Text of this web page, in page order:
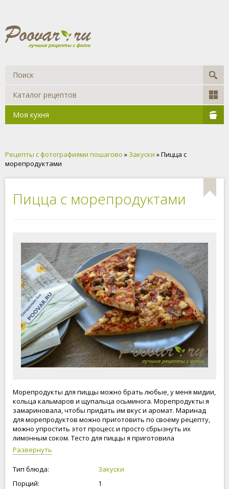
Каталог рецептов
Моя кухня
Рецепты с фотографиями пошагово » Закуски » Пицца с
морепродуктами
Пицца с морепродуктами
Морепродукты для пиццы можно брать любые, у меня мидии,
кольца кальмаров и щупальца осьминога. Морепродукты я
замариновала, чтобы придать им вкус и аромат. Маринад
для морепродуктов можно приготовить по своему рецепту,
можно упростить этот процесс и просто сбрызнуть их
лимонным соком. Тесто для пиццы я приготовила
самостоятельно. Рецепт дрожжевого теста для пиццы
великолепный. Тесто нежное, мягкое, хорошо пропеклось,
получилось хрустящее. Более подробный рецепт
дрожжевого теста для пиццы с пошаговыми фотографиями
на нашем сайте https://poovar.ru/3018-drozhzhevoe-testo-dlya-
Развернуть
Тип блюда:
Закуски
Порций:
1